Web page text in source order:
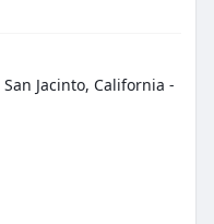
Jacinto, California -